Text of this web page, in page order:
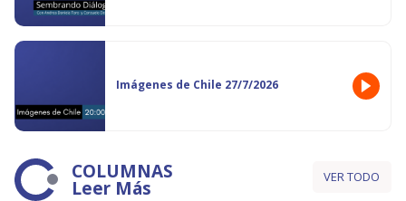
Imágenes de Chile 27/7/2026
COLUMNAS
Leer Más VER TODO